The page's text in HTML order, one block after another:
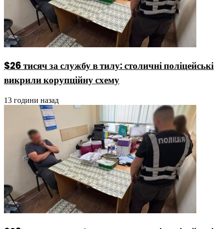
$26 тисяч за службу в тилу: столичні поліцейські
викрили корупційну схему
13 години назад